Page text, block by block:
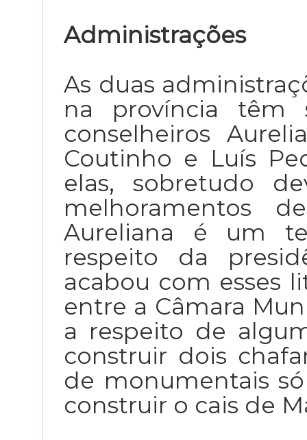
Administrações
As duas
na província têm
conselheiros
Coutinho e Luís
elas, sobretudo
melhoramentos
Aureliana é um
respeito da
acabou com esses
entre a Câmara
a respeito de
construir dois
de monumentais
construir o cais de